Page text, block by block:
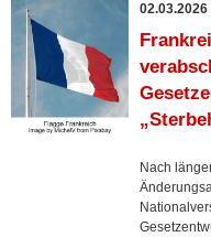
02.03.2026
Nach